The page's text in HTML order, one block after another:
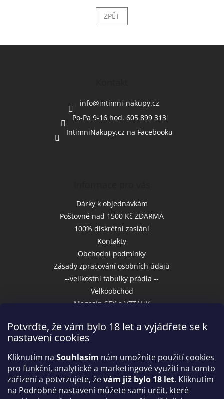
Potvrďte, že vám bylo 18 let a vyjádřete se k
nastavení cookies
Kliknutím na Souhlasím nám umožníte použití cookies
pro funkční, analytické a marketingové využití na tomto
zařízení a potvrzujete, ževám již bylo 18 let. Kliknutím
na Podrobné nastavení můžete sami určit, které
ZPĚT
info@intimni-nakupy.cz
Po-Pa 9-16 hod. 605 899 313
IntimniNakupy.cz na Facebooku
Dárky k objednávkám
Poštovné nad 1500 Kč ZDARMA
100% diskrétní zaslání
Kontakty
Obchodní podmínky
Zásady zpracování osobních údajů
--velikostní tabulky prádla --
Velkoobchod
Magazín SEX a VZTAHY
Přijímáme online platby